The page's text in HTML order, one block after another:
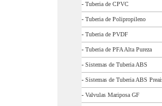
- Tuberia de CPVC
- Tuberia de Polipropileno
- Tuberia de PVDF
- Tuberia de PFA Alta Pureza
- Sistemas de Tuberia ABS
- Sistemas de Tuberia ABS
- Valvulas Mariposa GF